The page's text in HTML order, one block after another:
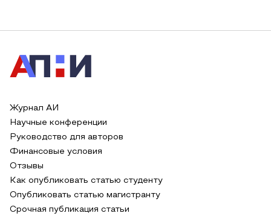
Журнал АИ
Научные конференции
Руководство для авторов
Финансовые условия
Отзывы
Как опубликовать статью студенту
Опубликовать статью магистранту
Срочная публикация статьи